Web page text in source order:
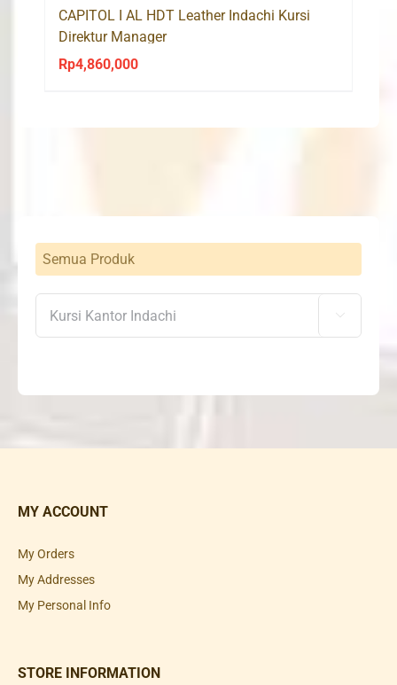
CAPITOL I AL HDT Leather Indachi Kursi
Direktur Manager
Rp4,860,000
Semua Produk

MY ACCOUNT
My Orders
My Addresses
My Personal Info
STORE INFORMATION